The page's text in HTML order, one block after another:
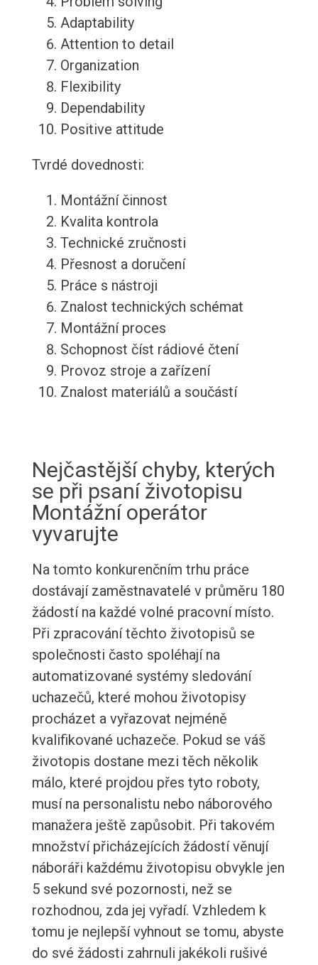
Adaptability
Attention to detail
Organization
Flexibility
Dependability
Positive attitude
Tvrdé dovednosti:
Montážní činnost
Kvalita kontrola
Technické zručnosti
Přesnost a doručení
Práce s nástroji
Znalost technických schémat
Montážní proces
Schopnost číst rádiové čtení
Provoz stroje a zařízení
Znalost materiálů a součástí
Nejčastější chyby, kterých
se při psaní životopisu
Montážní operátor
vyvarujte
Na tomto konkurenčním trhu práce
dostávají zaměstnavatelé v průměru 180
žádostí na každé volné pracovní místo.
Při zpracování těchto životopisů se
společnosti často spoléhají na
automatizované systémy sledování
uchazečů, které mohou životopisy
procházet a vyřazovat nejméně
kvalifikované uchazeče. Pokud se váš
životopis dostane mezi těch několik
málo, které projdou přes tyto roboty,
musí na personalistu nebo náborového
manažera ještě zapůsobit. Při takovém
množství přicházejících žádostí věnují
náboráři každému životopisu obvykle jen
5 sekund své pozornosti, než se
rozhodnou, zda jej vyřadí. Vzhledem k
tomu je nejlepší vyhnout se tomu, abyste
do své žádosti zahrnuli jakékoli rušivé